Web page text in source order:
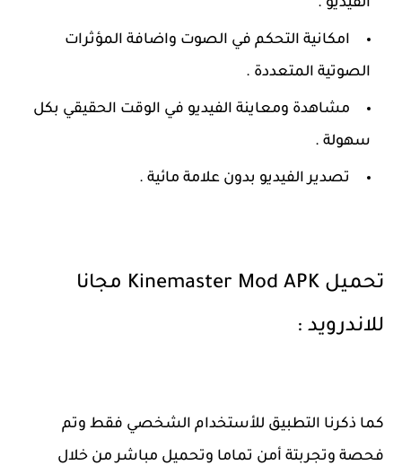
امكانية التحكم في الصوت واضافة المؤثرات
الصوتية المتعددة .
مشاهدة ومعاينة الفيديو في الوقت الحقيقي بكل
سهولة .
تصدير الفيديو بدون علامة مائية .
تحميل Kinemaster Mod APK مجانا
للاندرويد :
كما ذكرنا التطبيق للأستخدام الشخصي فقط وتم
فحصة وتجربتة أمن تماما وتحميل مباشر من خلال